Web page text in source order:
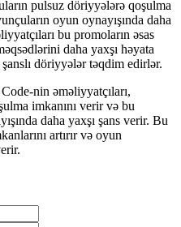
pulsuz döriyyələrə qoşulma
oyun oynayışında daha
bu promoların əsas
daha yaxşı həyata
döriyyələr təqdim edirlər.
nin əməliyyatçıları,
imkanını verir və bu
daha yaxşı şans verir. Bu
artırır və oyun